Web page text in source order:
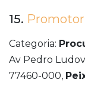
15.
Categoria:
Av Pedro
77460-000,